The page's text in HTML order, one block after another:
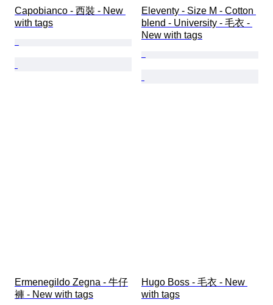
Capobianco - 西裝 - New
with tags
Eleventy - Size M - Cotton
blend - University - 毛衣 -
New with tags
Ermenegildo Zegna - 牛仔
褲 - New with tags
Hugo Boss - 毛衣 - New
with tags